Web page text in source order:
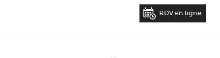
RDV en ligne